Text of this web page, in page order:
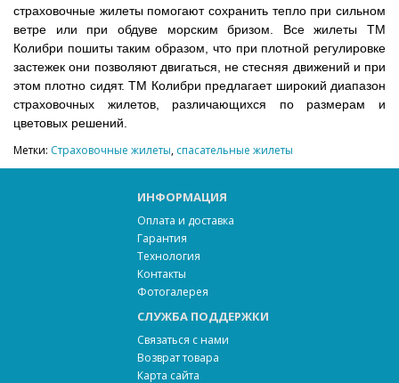
страховочные жилеты помогают сохранить тепло при сильном
ветре или при обдуве морским бризом. Все жилеты ТМ
Колибри пошиты таким образом, что при плотной регулировке
застежек они позволяют двигаться, не стесняя движений и при
этом плотно сидят. ТМ Колибри предлагает широкий диапазон
страховочных жилетов, различающихся по размерам и
цветовых решений.
Метки: Страховочные жилеты, спасательные жилеты
ИНФОРМАЦИЯ
Оплата и доставка
Гарантия
Технология
Контакты
Фотогалерея
СЛУЖБА ПОДДЕРЖКИ
Связаться с нами
Возврат товара
Карта сайта